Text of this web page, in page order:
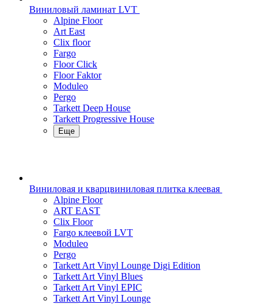
Виниловый ламинат LVT
Alpine Floor
Art East
Clix floor
Fargo
Floor Click
Floor Faktor
Moduleo
Pergo
Tarkett Deep House
Tarkett Progressive House
Еще
Виниловая и кварцвиниловая плитка клеевая
Alpine Floor
ART EAST
Clix Floor
Fargo клеевой LVT
Moduleo
Pergo
Tarkett Art Vinyl Lounge Digi Edition
Tarkett Art Vinyl Blues
Tarkett Art Vinyl EPIC
Tarkett Art Vinyl Lounge